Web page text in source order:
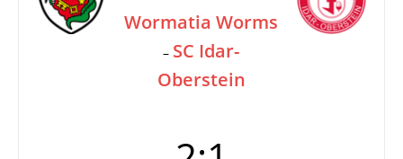
Wormatia Worms
– SC Idar-
Oberstein